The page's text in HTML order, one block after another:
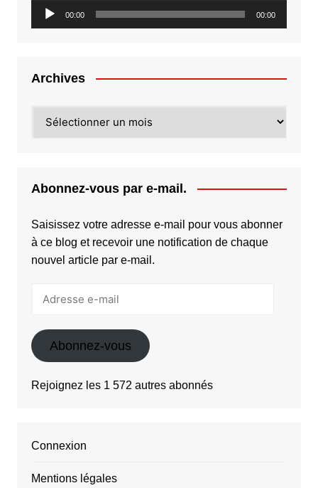
Lecteur
audio
00:00 00:00
Archives
Abonnez-vous par e-mail.
Saisissez votre adresse e-mail pour vous abonner
à ce blog et recevoir une notification de chaque
nouvel article par e-mail.
Abonnez-vous
Rejoignez les 1 572 autres abonnés
Connexion
Mentions légales